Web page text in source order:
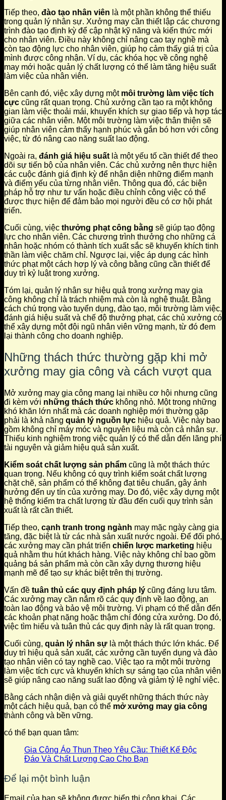
Tiếp theo, đào tạo nhân viên là một phần không thể thiếu
trong quản lý nhân sự. Xưởng may cần thiết lập các chương
trình đào tạo định kỳ để cập nhật kỹ năng và kiến thức mới
cho nhân viên. Điều này không chỉ nâng cao tay nghề mà
còn tạo động lực cho nhân viên, giúp họ cảm thấy giá trị của
mình được công nhận. Ví dụ, các khóa học về công nghệ
may mới hoặc quản lý chất lượng có thể làm tăng hiệu suất
làm việc của nhân viên.
Bên cạnh đó, việc xây dựng một môi trường làm việc tích
cực cũng rất quan trọng. Chủ xưởng cần tạo ra một không
gian làm việc thoải mái, khuyến khích sự giao tiếp và hợp tác
giữa các nhân viên. Một môi trường làm việc thân thiện sẽ
giúp nhân viên cảm thấy hạnh phúc và gắn bó hơn với công
việc, từ đó nâng cao năng suất lao động.
Ngoài ra, đánh giá hiệu suất là một yếu tố cần thiết để theo
dõi sự tiến bộ của nhân viên. Các chủ xưởng nên thực hiện
các cuộc đánh giá định kỳ để nhận diện những điểm mạnh
và điểm yếu của từng nhân viên. Thông qua đó, các biện
pháp hỗ trợ như tư vấn hoặc điều chỉnh công việc có thể
được thực hiện để đảm bảo mọi người đều có cơ hội phát
triển.
Cuối cùng, việc thưởng phạt công bằng sẽ giúp tạo động
lực cho nhân viên. Các chương trình thưởng cho những cá
nhân hoặc nhóm có thành tích xuất sắc sẽ khuyến khích tinh
thần làm việc chăm chỉ. Ngược lại, việc áp dụng các hình
thức phạt một cách hợp lý và công bằng cũng cần thiết để
duy trì kỷ luật trong xưởng.
Tóm lại, quản lý nhân sự hiệu quả trong xưởng may gia
công không chỉ là trách nhiệm mà còn là nghệ thuật. Bằng
cách chú trọng vào tuyển dụng, đào tạo, môi trường làm việc,
đánh giá hiệu suất và chế độ thưởng phạt, các chủ xưởng có
thể xây dựng một đội ngũ nhân viên vững mạnh, từ đó đem
lại thành công cho doanh nghiệp.
Những thách thức thường gặp khi mở
xưởng may gia công và cách vượt qua
Mở xưởng may gia công mang lại nhiều cơ hội nhưng cũng
đi kèm với những thách thức không nhỏ. Một trong những
khó khăn lớn nhất mà các doanh nghiệp mới thường gặp
phải là khả năng quản lý nguồn lực hiệu quả. Việc này bao
gồm không chỉ máy móc và nguyên liệu mà còn cả nhân sự.
Thiếu kinh nghiệm trong việc quản lý có thể dẫn đến lãng phí
tài nguyên và giảm hiệu quả sản xuất.
Kiểm soát chất lượng sản phẩm cũng là một thách thức
quan trọng. Nếu không có quy trình kiểm soát chất lượng
chặt chẽ, sản phẩm có thể không đạt tiêu chuẩn, gây ảnh
hưởng đến uy tín của xưởng may. Do đó, việc xây dựng một
hệ thống kiểm tra chất lượng từ đầu đến cuối quy trình sản
xuất là rất cần thiết.
Tiếp theo, cạnh tranh trong ngành may mặc ngày càng gia
tăng, đặc biệt là từ các nhà sản xuất nước ngoài. Để đối phó,
các xưởng may cần phát triển chiến lược marketing hiệu
quả nhằm thu hút khách hàng. Việc này không chỉ bao gồm
quảng bá sản phẩm mà còn cần xây dựng thương hiệu
mạnh mẽ để tạo sự khác biệt trên thị trường.
Vấn đề tuân thủ các quy định pháp lý cũng đáng lưu tâm.
Các xưởng may cần nắm rõ các quy định về lao động, an
toàn lao động và bảo vệ môi trường. Vi phạm có thể dẫn đến
các khoản phạt nặng hoặc thậm chí đóng cửa xưởng. Do đó,
việc tìm hiểu và tuân thủ các quy định này là rất quan trọng.
Cuối cùng, quản lý nhân sự là một thách thức lớn khác. Để
duy trì hiệu quả sản xuất, các xưởng cần tuyển dụng và đào
tạo nhân viên có tay nghề cao. Việc tạo ra một môi trường
làm việc tích cực và khuyến khích sự sáng tạo của nhân viên
sẽ giúp nâng cao năng suất lao động và giảm tỷ lệ nghỉ việc.
Bằng cách nhận diện và giải quyết những thách thức này
một cách hiệu quả, bạn có thể mở xưởng may gia công
thành công và bền vững.
có thể bạn quan tâm:
Gia Công Áo Thun Theo Yêu Cầu: Thiết Kế Độc
Đáo Và Chất Lượng Cao Cho Bạn
Để lại một bình luận
Email của bạn sẽ không được hiển thị công khai. Các